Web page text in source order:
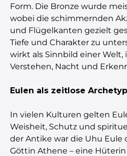
Form. Die Bronze wurde
wobei die schimmernden
und Flügelkanten gezielt
Tiefe und Charakter zu
wirkt als Sinnbild einer Welt,
Verstehen, Nacht und
Eulen als zeitlose
In vielen Kulturen gelten
Weisheit, Schutz und
der Antike war die Uhu Eule
Göttin Athene – eine